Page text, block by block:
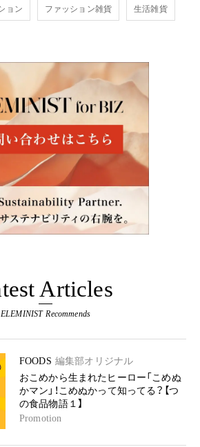
ョン ファッション雑貨 生活雑貨
Articles
ELEMINIST Recommends
FOODS 編集部オリジナル
おこめから生まれたヒーロー「こめぬ
かマン」！こめぬかって知ってる？【つ
の食品物語１】
Promotion